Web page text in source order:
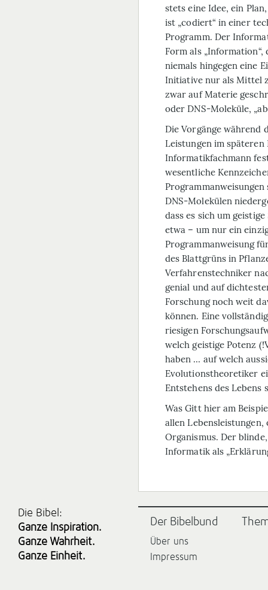
stets eine Idee, ein
ist „codiert“ in einer
Programm. Der
Form als
niemals hingegen eine
Initiative nur als Mittel
zwar auf Materie
oder DNS-Moleküle,
Die Vorgänge während
Leistungen im
Informatikfachmann
wesentliche
DNS-Molekülen
dass es sich um
etwa – um nur ein
Programmanweisung
des Blattgrüns in
Verfahrenstechniker
genial und auf
Forschung noch weit
können. Eine
riesigen
welch geistige Potenz
haben … auf welch
Evolutionstheoretiker
Entstehens des Lebens
Was Gitt hier am
allen
Organismus. Der
Informatik als
Die Bibel:
Ganze Inspiration.
Ganze Wahrheit.
Ganze Einheit.
Der Bibelbund
Über uns
Impressum